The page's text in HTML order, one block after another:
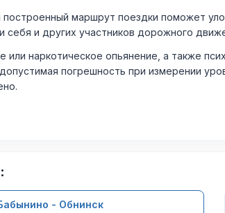
маршрут поездки поможет
и других участников дорожного
наркотическое опьянение, а также
погрешность при измерении
- Обнинск